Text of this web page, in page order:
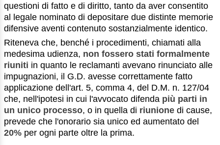
questioni di fatto e di diritto, tanto da aver consentito
al legale nominato di depositare due distinte memorie
difensive aventi contenuto sostanzialmente identico.
Riteneva che, benché i procedimenti, chiamati alla
medesima udienza, non fossero stati formalmente
riuniti in quanto le reclamanti avevano rinunciato alle
impugnazioni, il G.D. avesse correttamente fatto
applicazione dell'art. 5, comma 4, del D.M. n. 127/04
che, nell'ipotesi in cui l'avvocato difenda più parti in
un unico processo, o in quella di riunione di cause,
prevede che l'onorario sia unico ed aumentato del
20% per ogni parte oltre la prima.